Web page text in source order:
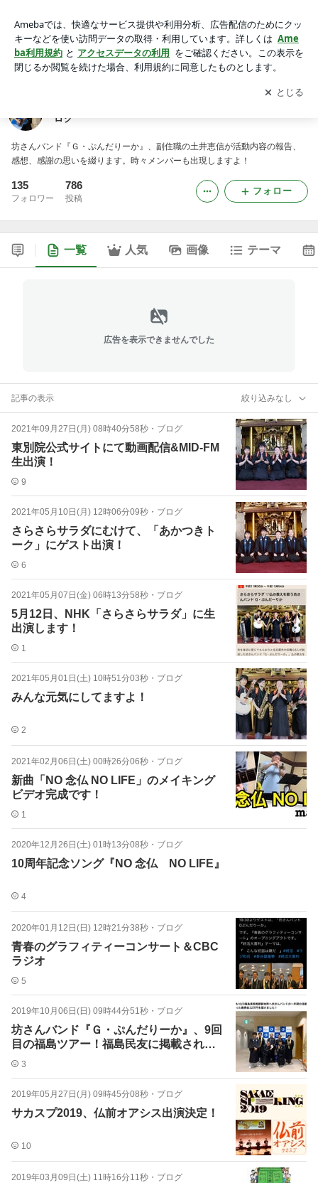
アプリをダウンロードして ブログの更新通知
を受け取りまし
ょう。
開く
ログ
坊さんバンド『Ｇ・ぷんだりーか』、副住職の土井恵信が活動内容の報告、
感想、感謝の思いを綴ります。時々メンバーも出現しますよ！
135
フォロワー
786
投稿
フォロー
一覧 人気 画像 テーマ
広告を表示できませんでした
記事の表示 絞り込みなし
2021年09月27日(月) 08時40分58秒 ・ ブログ
東別院公式サイトにて動画配信&MID-FM
生出演！
9
2021年05月10日(月) 12時06分09秒 ・ ブログ
さらさらサラダにむけて、「あかつきト
ーク」にゲスト出演！
6
2021年05月07日(金) 06時13分58秒 ・ ブログ
5月12日、NHK「さらさらサラダ」に生
出演します！
1
2021年05月01日(土) 10時51分03秒 ・ ブログ
みんな元気にしてますよ！
2
2021年02月06日(土) 00時26分06秒 ・ ブログ
新曲「NO 念仏 NO LIFE」のメイキング
ビデオ完成です！
1
2020年12月26日(土) 01時13分08秒 ・ ブログ
10周年記念ソング『NO 念仏 NO LIFE』
4
2020年01月12日(日) 12時21分38秒 ・ ブログ
青春のグラフィティーコンサート＆CBC
ラジオ
5
2019年10月06日(日) 09時44分51秒 ・ ブログ
坊さんバンド『Ｇ・ぷんだりーか』、9回
目の福島ツアー！福島民友に掲載されま
した。
3
2019年05月27日(月) 09時45分08秒 ・ ブログ
サカスプ2019、仏前オアシス出演決定！
10
2019年03月09日(土) 11時16分11秒 ・ ブログ